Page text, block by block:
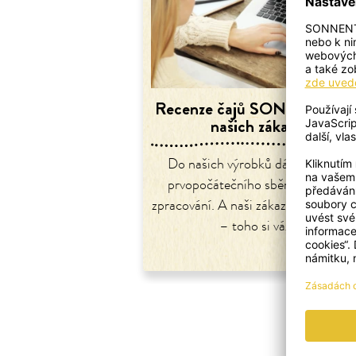
Recenze čajů
našich zákazníků
Do našich výrobků dáváme lásku
prvopočátečního sběru až po
zpracování. A naši zákazníci nám ji
–⁠ toho si vážíme.